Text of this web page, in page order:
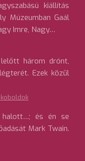
kiállítás
Múzeumban Gaál
Imre, Nagy…
három drónt,
Ezek közül
halott…; és én se
Mark Twain.